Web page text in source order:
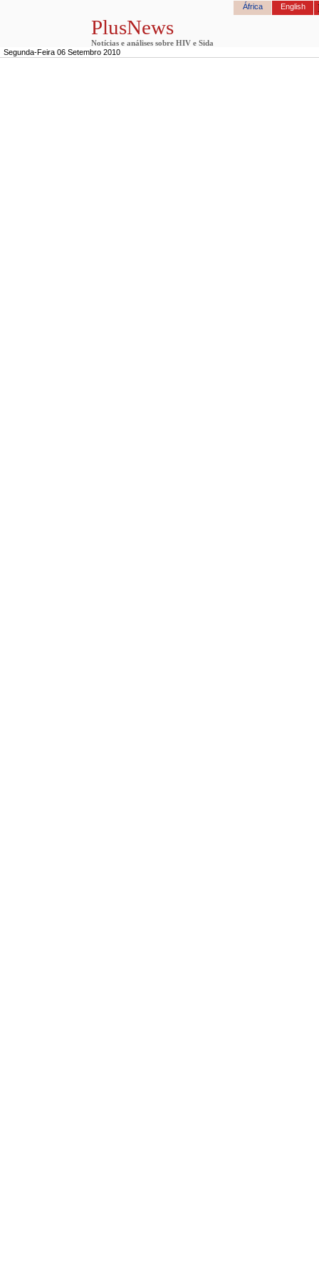
África English
PlusNews
Notícias e análises sobre HIV e Sida
Segunda-Feira 06 Setembro 2010